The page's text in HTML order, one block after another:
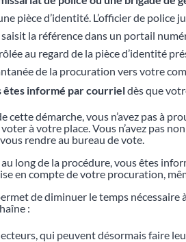
pièce d’identité. L’officier de
saisit la référence dans un portail
au regard de la pièce d’identité
de la procuration vers votre
êtes informé par courrieldès que
cette démarche, vous n’avez pas à
à votre place. Vous n’avez pas
rendre au bureau de vote.
long de la procédure, vous êtes
en compte de votre procuration,
de diminuer le temps nécessaire
:
qui peuvent désormais faire